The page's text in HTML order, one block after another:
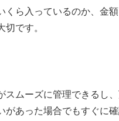
くら入っているのか、金
切です。
スムーズに管理できるし
があった場合でもすぐに確